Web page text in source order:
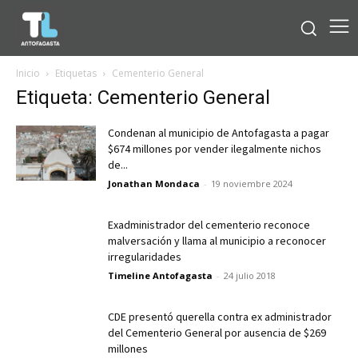
Inicio Etiquetas Cementerio General
Etiqueta: Cementerio General
Condenan al municipio de Antofagasta a pagar
$674 millones por vender ilegalmente nichos
de...
Jonathan Mondaca - 19 noviembre 2024
Exadministrador del cementerio reconoce
malversación y llama al municipio a reconocer
irregularidades
Timeline Antofagasta - 24 julio 2018
CDE presentó querella contra ex administrador
del Cementerio General por ausencia de $269
millones